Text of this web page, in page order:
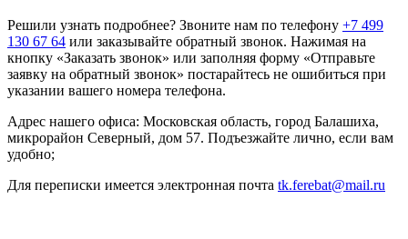
Решили узнать подробнее? Звоните нам по телефону +7 499
130 67 64 или заказывайте обратный звонок. Нажимая на
кнопку «Заказать звонок» или заполняя форму «Отправьте
заявку на обратный звонок» постарайтесь не ошибиться при
указании вашего номера телефона.
Адрес нашего офиса: Московская область, город Балашиха,
микрорайон Северный, дом 57. Подъезжайте лично, если вам
удобно;
Для переписки имеется электронная почта tk.ferebat@mail.ru